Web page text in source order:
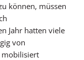
können, müssen
Jahr hatten viele
von
mobilisiert